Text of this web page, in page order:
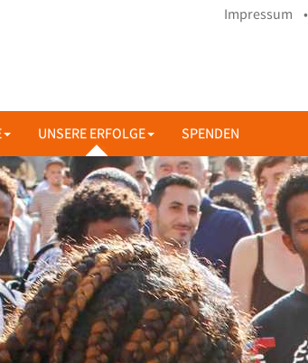
Impressum •
UNSERE ERFOLGE SPENDEN